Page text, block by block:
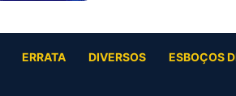
ERRATA DIVERSOS ESBOÇOS